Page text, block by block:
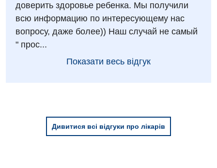
доверить здоровье ребенка. Мы получили
всю информацию по интересующему нас
вопросу, даже более)) Наш случай не самый
" прос...
Показати весь відгук
Дивитися всі відгуки про лікарів